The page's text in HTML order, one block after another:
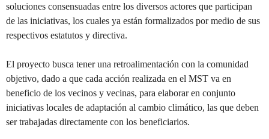
soluciones consensuadas entre los diversos actores que participan
de las iniciativas, los cuales ya están formalizados por medio de sus
respectivos estatutos y directiva.
El proyecto busca tener una retroalimentación con la comunidad
objetivo, dado a que cada acción realizada en el MST va en
beneficio de los vecinos y vecinas, para elaborar en conjunto
iniciativas locales de adaptación al cambio climático, las que deben
ser trabajadas directamente con los beneficiarios.